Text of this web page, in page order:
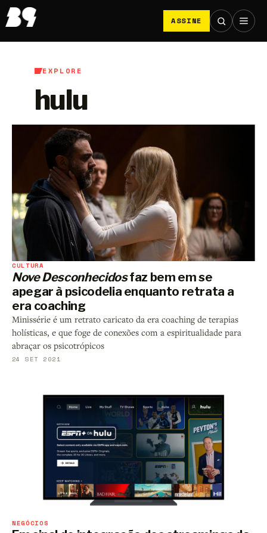
ASSINE
EXPLORE
hulu
CULTURA
Nove Desconhecidosfaz bem em se
apegar à psicodelia enquanto retrata a
era coaching
Minissérie é um retrato caricato da era coaching de terapias
holísticas, e que foge de conexões com a espiritualidade para
abraçar os psicotrópicos
24 SET 2021
NEGÓCIOS